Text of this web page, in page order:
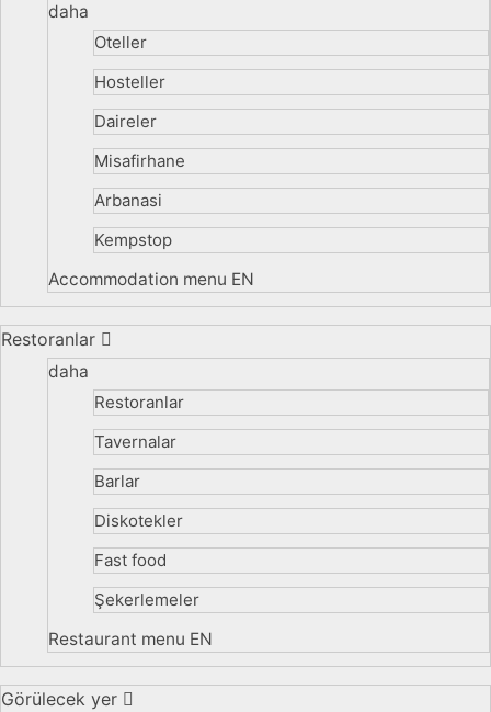
daha
Oteller
Hosteller
Daireler
Misafirhane
Arbanasi
Kempstop
Accommodation menu EN
Restoranlar
daha
Restoranlar
Tavernalar
Barlar
Diskotekler
Fast food
Şekerlemeler
Restaurant menu EN
Görülecek yer